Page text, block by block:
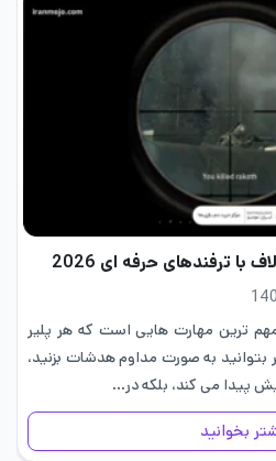
ترفندهای حرفه ای 2026
ترین مهارت هایی است که هر پلیر
بتوانید به صورت مداوم هدشات بزنید،
پیدا می کند، بلکه در…
بخوانید